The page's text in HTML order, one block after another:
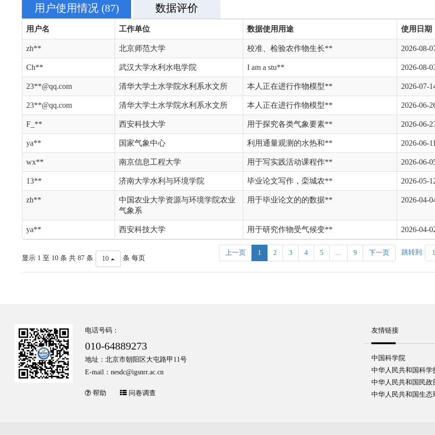
用户使用情况 (87) 数据评价
用户名 工作单位 数据使用用途 使用日期
zh** 北京师范大学 校准、检验农作物生长** 2026-08-
Ch** 武汉大学水利水电学院 I am a stu** 2026-08-
23**@qq.com 清华大学土水学院水利系水文所 本人正在进行作物模型** 2026-07-
23**@qq.com 清华大学土水学院水利系水文所 本人正在进行作物模型** 2026-06-
F_** 西安科技大学 用于探究各类气象要素** 2026-06-
ya** 国家气象中心 利用通量观测的水热和** 2026-06-
wx** 南京信息工程大学 用于写实践活动课程作** 2026-06-
13** 济南大学水利与环境学院 毕业论文写作，栾城农** 2026-05-
zh**
中国农业大学资源与环境学院农业
气象系
用于毕业论文的的数据** 2026-04-
ya** 西安科技大学 用于研究作物受气候变** 2026-04-
显示 1 至 10 条 共 87 条 10 条 每页
上一页 1 2 3 4 5 ... 9 下一页 跳转到:
电话号码：
010-64889273
地址：北京市朝阳区大屯路甲11号
E-mail：nesdc@igsnrr.ac.cn
帮助 问卷调查
友情链接
中国科学院
中华人民共和国科学
中华人民共和国民政
中华人民共和国生态